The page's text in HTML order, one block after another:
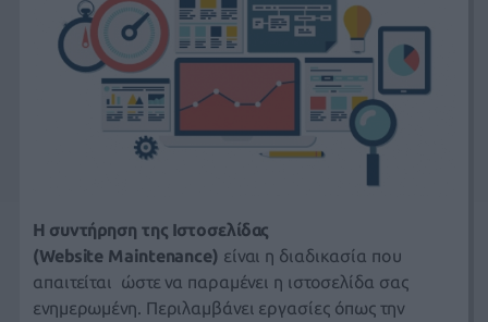
Η συντήρηση της Ιστοσελίδας
(Website Maintenance) είναι η διαδικασία που
απαιτείται ώστε να παραμένει η ιστοσελίδα σας
ενημερωμένη. Περιλαμβάνει εργασίες όπως την